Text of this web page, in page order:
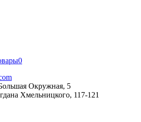
0
Окружная, 5
Хмельницкого, 117-121